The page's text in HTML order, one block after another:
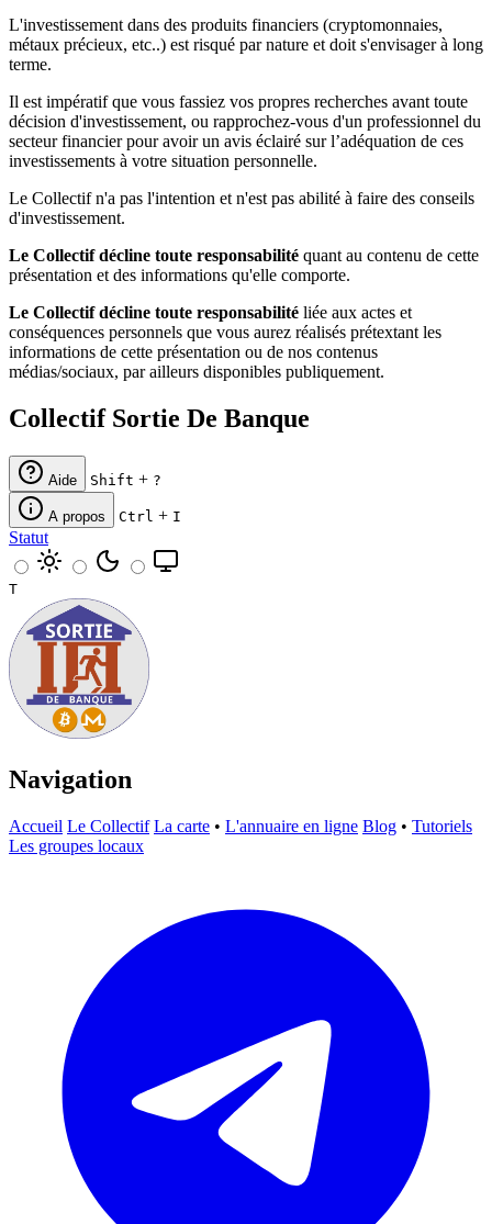
L'investissement dans des produits financiers (cryptomonnaies,
métaux précieux, etc..) est risqué par nature et doit s'envisager à long
terme.
Il est impératif que vous fassiez vos propres recherches avant toute
décision d'investissement, ou rapprochez-vous d'un professionnel du
secteur financier pour avoir un avis éclairé sur l’adéquation de ces
investissements à votre situation personnelle.
Le Collectif n'a pas l'intention et n'est pas abilité à faire des conseils
d'investissement.
Le Collectif décline toute responsabilité quant au contenu de cette
présentation et des informations qu'elle comporte.
Le Collectif décline toute responsabilité liée aux actes et
conséquences personnels que vous aurez réalisés prétextant les
informations de cette présentation ou de nos contenus
médias/sociaux, par ailleurs disponibles publiquement.
Collectif Sortie De Banque
Aide Shift + ?
A propos Ctrl + I
Statut
T
Navigation
Accueil Le Collectif La carte • L'annuaire en ligne Blog • Tutoriels
Les groupes locaux